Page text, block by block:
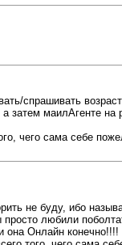
спрашивать
затем маилАгенте
чего сама себе
не буду, ибо
любили
она Онлайн конечно!!!!